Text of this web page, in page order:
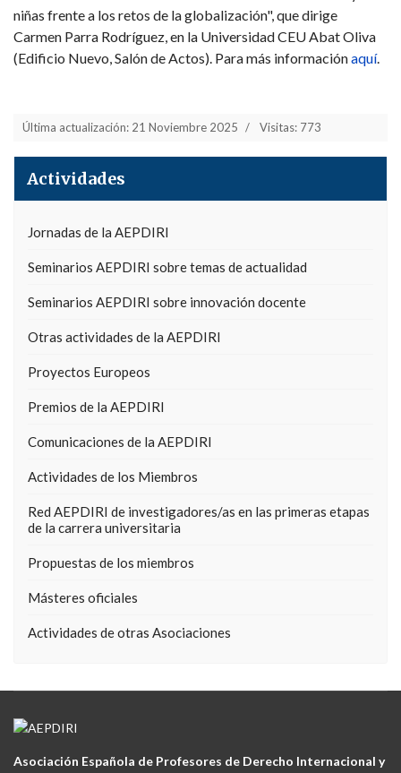
niñas frente a los retos de la globalización", que dirige
Carmen Parra Rodríguez, en la Universidad CEU Abat Oliva
(Edificio Nuevo, Salón de Actos). Para más informaciónaquí.
Última actualización: 21 Noviembre 2025 Visitas: 773
Actividades
Jornadas de la AEPDIRI
Seminarios AEPDIRI sobre temas de actualidad
Seminarios AEPDIRI sobre innovación docente
Otras actividades de la AEPDIRI
Proyectos Europeos
Premios de la AEPDIRI
Comunicaciones de la AEPDIRI
Actividades de los Miembros
Red AEPDIRI de investigadores/as en las primeras etapas
de la carrera universitaria
Propuestas de los miembros
Másteres oficiales
Actividades de otras Asociaciones
Asociación Española de Profesores de Derecho Internacional y